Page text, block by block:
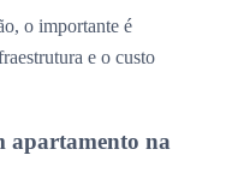
o importante é
e o custo
apartamento na